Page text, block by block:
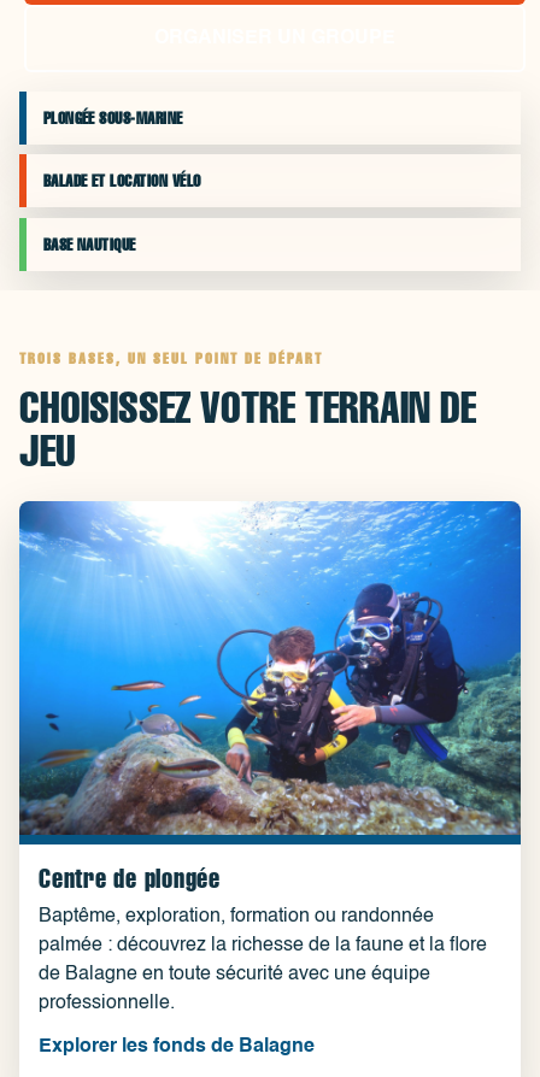
PLONGÉE SOUS-MARINE
BALADE ET LOCATION VÉLO
BASE NAUTIQUE
TROIS BASES, UN SEUL POINT DE DÉPART
CHOISISSEZ VOTRE TERRAIN DE
JEU
Centre de plongée
Baptême, exploration, formation ou randonnée
palmée : découvrez la richesse de la faune et la flore
de Balagne en toute sécurité avec une équipe
professionnelle.
Explorer les fonds de Balagne